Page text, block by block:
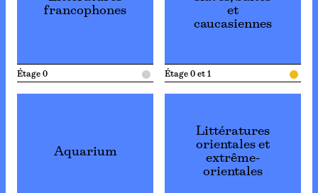
francophones
Étage 0
et
caucasiennes
Étage 0 et 1
Aquarium
Littératures
orientales et
extrême-
orientales